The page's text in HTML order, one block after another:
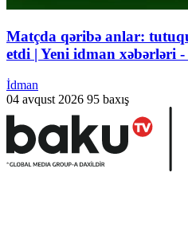
Matçda qəribə anlar:
etdi | Yeni idman xəbərləri
İdman
04 avqust 2026 95 baxış